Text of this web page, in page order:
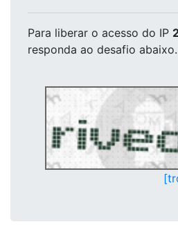
Para liberar o acesso do IP
responda ao desafio abaixo.